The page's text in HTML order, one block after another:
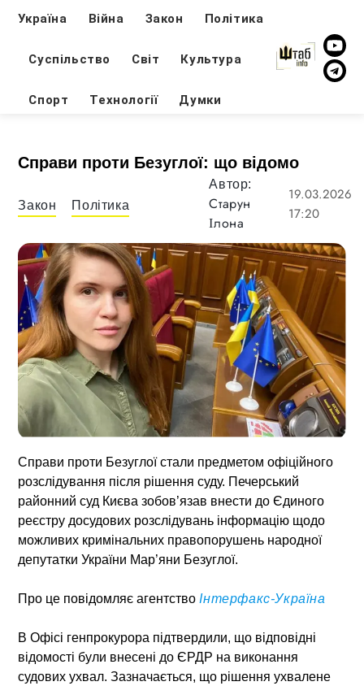
Україна Війна Закон Політика
Суспільство Світ Культура
Спорт Технології Думки
Справи проти Безуглої: що відомо
Закон Політика
Автор:
Старун
Ілона
19.03.2026
17:20
Справи проти Безуглоїстали предметом офіційного
розслідування після рішення суду. Печерський
районний суд Києва зобов’язав внести до Єдиного
реєстру досудових розслідувань інформацію щодо
можливих кримінальних правопорушень народної
депутатки України Мар’яни Безуглої.
Про це повідомляє агентствоІнтерфакс-Україна
В Офісі генпрокурора підтвердили, що відповідні
відомості були внесені до ЄРДР на виконання
судових ухвал. Зазначається, що рішення ухвалене